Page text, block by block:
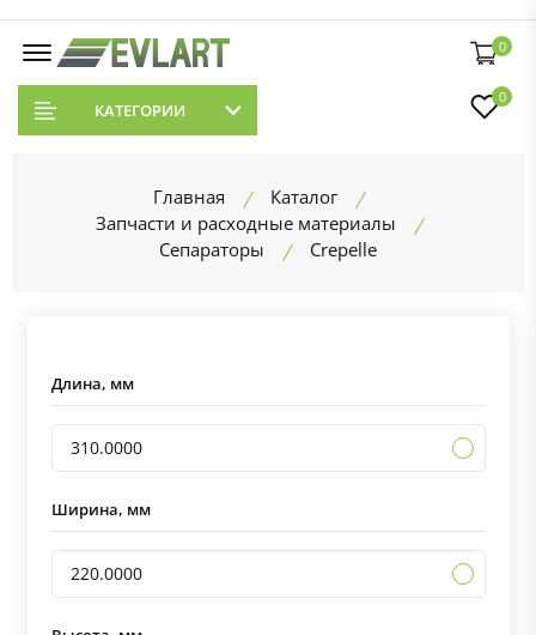
0
КАТЕГОРИИ
0
Главная
Каталог
Запчасти и расходные материалы
Сепараторы
Crepelle
Длина, мм
310.0000
Ширина, мм
220.0000